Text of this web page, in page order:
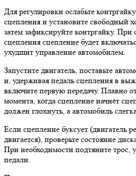
Для регулировки ослабьте
сцепления и установите свободный
затем зафиксируйте контргайку.
сцепления сцепление будет
ухудшит управление автомобилем.
Запустите двигатель, поставьте
и, удерживая педаль сцепления в
включите первую передачу. Плавно
момента, когда сцепление начнёт
должен глохнуть, а автомобиль
Если сцепление буксует (двигатель
двигается), проверьте состояние
При необходимости подтяните трос,
педали.